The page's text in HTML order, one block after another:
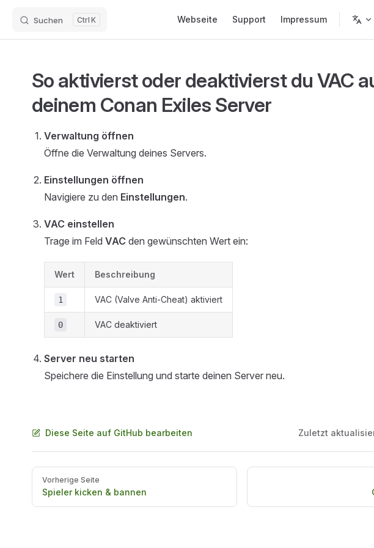
Suchen K Webseite Support Impressum
So aktivierst oder deaktivierst du VAC
deinem Conan Exiles Server
Verwaltung öffnen
Öffne die Verwaltung deines Servers.
Einstellungen öffnen
Navigiere zu den Einstellungen.
VAC einstellen
Trage im Feld VAC den gewünschten Wert ein:
Wert Beschreibung
1 VAC (Valve Anti-Cheat) aktiviert
0 VAC deaktiviert
Server neu starten
Speichere die Einstellung und starte deinen Server neu.
Diese Seite auf GitHub bearbeiten Zuletzt
Pager
Vorherige Seite
Spieler kicken & bannen